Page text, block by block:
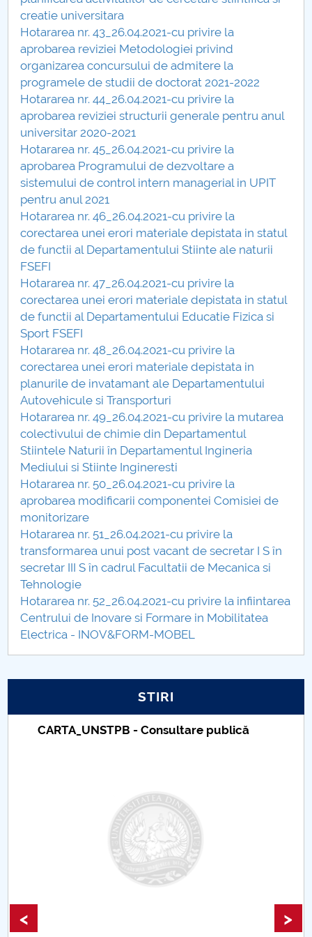
Nr. de telefon si adrese Facultăți
Admitere
Români de pretutindeni - ADMITERE
Senat
Facultăți
Studenți
Ghiduri pentru STUDENȚI
Relații Publice
Relații Internaționale
PNRR
Proiect PRIM STUD
Proiect SU-ETIC
Protecția datelor personale
UNIVERSITATE pentru comunitate
IOSUD/CSUD-Doctorate
Comisie de etica unversitară
Evenimente CUP
Accesibilitate pentru studenții cu dizabilități
2024
Parteneri CUP
Hotărâri Senat din 29 martie 2021
creatie universitara
Hotararea nr. 43_26.04.2021-cu privire la
aprobarea reviziei Metodologiei privind
organizarea concursului de admitere la
programele de studii de doctorat 2021-2022
Hotararea nr. 44_26.04.2021-cu privire la
aprobarea reviziei structurii generale pentru anul
universitar 2020-2021
Hotararea nr. 45_26.04.2021-cu privire la
aprobarea Programului de dezvoltare a
sistemului de control intern managerial in UPIT
pentru anul 2021
Hotararea nr. 46_26.04.2021-cu privire la
corectarea unei erori materiale depistata in statul
de functii al Departamentului Stiinte ale naturii
FSEFI
Hotararea nr. 47_26.04.2021-cu privire la
corectarea unei erori materiale depistata in statul
de functii al Departamentului Educatie Fizica si
Sport FSEFI
Hotararea nr. 48_26.04.2021-cu privire la
corectarea unei erori materiale depistata in
planurile de invatamant ale Departamentului
Autovehicule si Transporturi
Hotararea nr. 49_26.04.2021-cu privire la mutarea
colectivului de chimie din Departamentul
Stiintele Naturii în Departamentul Ingineria
Mediului si Stiinte Ingineresti
Hotararea nr. 50_26.04.2021-cu privire la
aprobarea modificarii componentei Comisiei de
monitorizare
Hotararea nr. 51_26.04.2021-cu privire la
transformarea unui post vacant de secretar I S în
secretar III S în cadrul Facultatii de Mecanica si
Tehnologie
Hotararea nr. 52_26.04.2021-cu privire la infiintarea
Centrului de Inovare si Formare in Mobilitatea
Electrica - INOV&FORM-MOBEL
STIRI
Taxe de școlarizare indexate –
< >